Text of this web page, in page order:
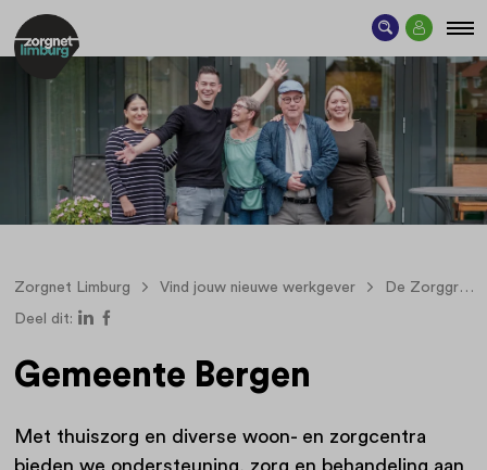
Zorgnet Limburg Vind jouw nieuwe werkgever De Zorggroep
Deel dit:
Gemeente Bergen
Met thuiszorg en diverse woon- en zorgcentra
bieden we ondersteuning, zorg en behandeling aan